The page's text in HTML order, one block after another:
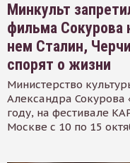
Минкульт
фильма Сокурова
нем Сталин,
спорят о жизни
Министерство
Александра
году, на фестивале
Москве с 10 по 15